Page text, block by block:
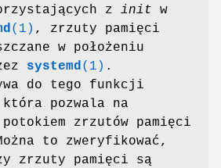
z init w
(1) , zrzuty pamięci
w położeniu
systemd(1) .
do tego funkcji
pozwala na
potokiem zrzutów pamięci
to zweryfikować,
zrzuty pamięci są